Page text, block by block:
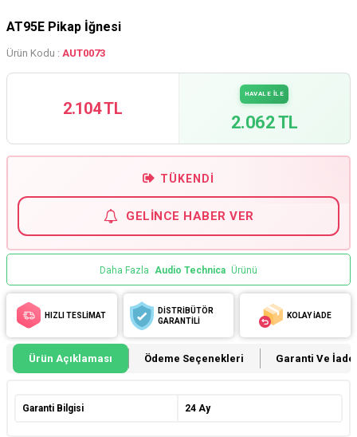
AT95E Pikap İğnesi
Ürün Kodu : AUT0073
2.104 TL
HAVALE İLE
2.062 TL
TÜKENDI
GELINCE HABER VER
Daha Fazla Audio Technica Ürünü
HIZLI TESLİMAT
DİSTRİBÜTÖR
GARANTİLİ
KOLAY İADE
Ürün Açıklaması Ödeme Seçenekleri Garanti Ve İade
Garanti Bilgisi 24 Ay